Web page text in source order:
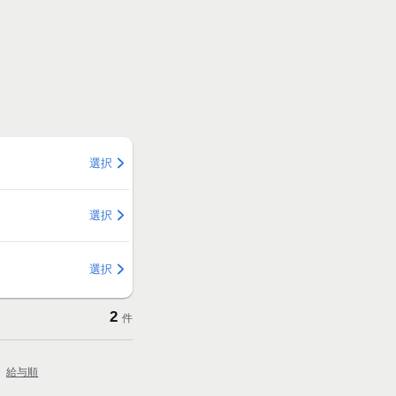
選択
選択
選択
2 件
給与順